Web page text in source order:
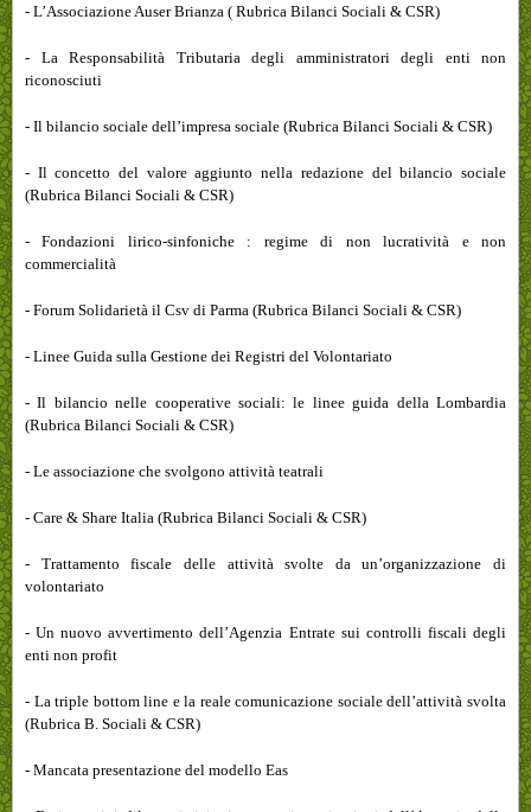
- L’Associazione Auser Brianza ( Rubrica Bilanci Sociali & CSR)
- La Responsabilità Tributaria degli amministratori degli enti non
riconosciuti
- Il bilancio sociale dell’impresa sociale (Rubrica Bilanci Sociali & CSR)
- Il concetto del valore aggiunto nella redazione del bilancio sociale
(Rubrica Bilanci Sociali & CSR)
- Fondazioni lirico-sinfoniche : regime di non lucratività e non
commercialità
- Forum Solidarietà il Csv di Parma (Rubrica Bilanci Sociali & CSR)
- Linee Guida sulla Gestione dei Registri del Volontariato
- Il bilancio nelle cooperative sociali: le linee guida della Lombardia
(Rubrica Bilanci Sociali & CSR)
- Le associazione che svolgono attività teatrali
- Care & Share Italia (Rubrica Bilanci Sociali & CSR)
- Trattamento fiscale delle attività svolte da un’organizzazione di
volontariato
- Un nuovo avvertimento dell’Agenzia Entrate sui controlli fiscali degli
enti non profit
- La triple bottom line e la reale comunicazione sociale dell’attività svolta
(Rubrica B. Sociali & CSR)
- Mancata presentazione del modello Eas